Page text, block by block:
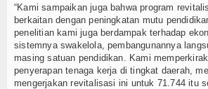
“Kami sampaikan juga bahwa program
berkaitan dengan peningkatan mutu
penelitian kami juga berdampak terhadap
sistemnya swakelola, pembangunannya
masing satuan pendidikan. Kami
penyerapan tenaga kerja di tingkat daerah,
mengerjakan revitalisasi ini untuk 71.744 itu